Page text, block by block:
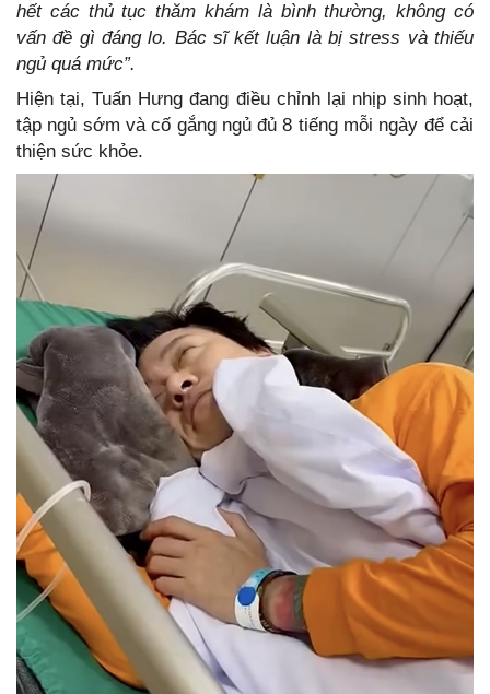
hết các thủ tục thăm khám là bình thường, không có
vấn đề gì đáng lo. Bác sĩ kết luận là bị stress và thiếu
ngủ quá mức”.
Hiện tại, Tuấn Hưng đang điều chỉnh lại nhịp sinh hoạt,
tập ngủ sớm và cố gắng ngủ đủ 8 tiếng mỗi ngày để cải
thiện sức khỏe.